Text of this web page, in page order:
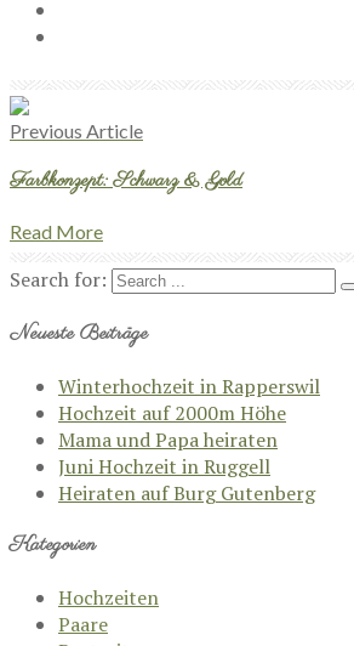
Previous Article
Farbkonzept: Schwarz & Gold
Read More
Search for:
Neueste Beiträge
Winterhochzeit in Rapperswil
Hochzeit auf 2000m Höhe
Mama und Papa heiraten
Juni Hochzeit in Ruggell
Heiraten auf Burg Gutenberg
Kategorien
Hochzeiten
Paare